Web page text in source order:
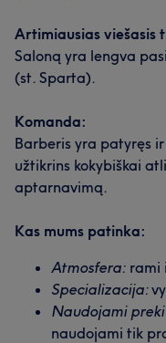
Artimiausias viešasis
Saloną yra lengva
(st. Sparta).
Komanda:
Barberis yra patyręs
užtikrins kokybiškai
aptarnavimą.
Kas mums patinka:
Atmosfera: rami
Specializacija:
Naudojami
naudojami tik